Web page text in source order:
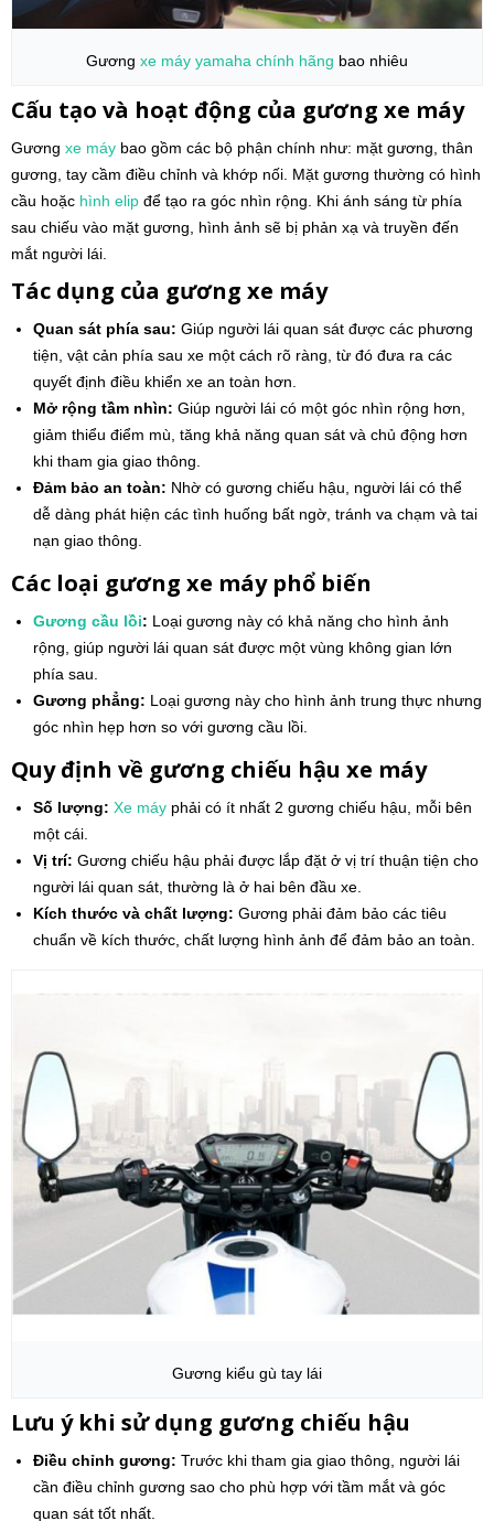
Gương xe máy yamaha chính hãng bao nhiêu
Cấu tạo và hoạt động của gương xe máy
Gương xe máy bao gồm các bộ phận chính như: mặt gương, thân
gương, tay cầm điều chỉnh và khớp nối. Mặt gương thường có hình
cầu hoặc hình elip để tạo ra góc nhìn rộng. Khi ánh sáng từ phía
sau chiếu vào mặt gương, hình ảnh sẽ bị phản xạ và truyền đến
mắt người lái.
Tác dụng của gương xe máy
Quan sát phía sau: Giúp người lái quan sát được các phương
tiện, vật cản phía sau xe một cách rõ ràng, từ đó đưa ra các
quyết định điều khiển xe an toàn hơn.
Mở rộng tầm nhìn: Giúp người lái có một góc nhìn rộng hơn,
giảm thiểu điểm mù, tăng khả năng quan sát và chủ động hơn
khi tham gia giao thông.
Đảm bảo an toàn: Nhờ có gương chiếu hậu, người lái có thể
dễ dàng phát hiện các tình huống bất ngờ, tránh va chạm và tai
nạn giao thông.
Các loại gương xe máy phổ biến
Gương cầu lồi: Loại gương này có khả năng cho hình ảnh
rộng, giúp người lái quan sát được một vùng không gian lớn
phía sau.
Gương phẳng: Loại gương này cho hình ảnh trung thực nhưng
góc nhìn hẹp hơn so với gương cầu lồi.
Quy định về gương chiếu hậu xe máy
Số lượng: Xe máy phải có ít nhất 2 gương chiếu hậu, mỗi bên
một cái.
Vị trí: Gương chiếu hậu phải được lắp đặt ở vị trí thuận tiện cho
người lái quan sát, thường là ở hai bên đầu xe.
Kích thước và chất lượng: Gương phải đảm bảo các tiêu
chuẩn về kích thước, chất lượng hình ảnh để đảm bảo an toàn.
Gương kiểu gù tay lái
Lưu ý khi sử dụng gương chiếu hậu
Điều chỉnh gương: Trước khi tham gia giao thông, người lái
cần điều chỉnh gương sao cho phù hợp với tầm mắt và góc
quan sát tốt nhất.